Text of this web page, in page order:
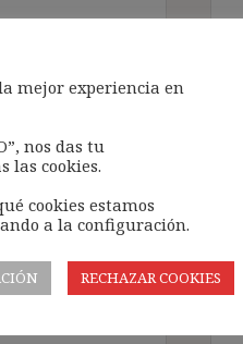
la
(según
politica-
,
mejor experiencia en
nos das tu
las cookies.
cookies estamos
a la configuración.
RECHAZAR COOKIES